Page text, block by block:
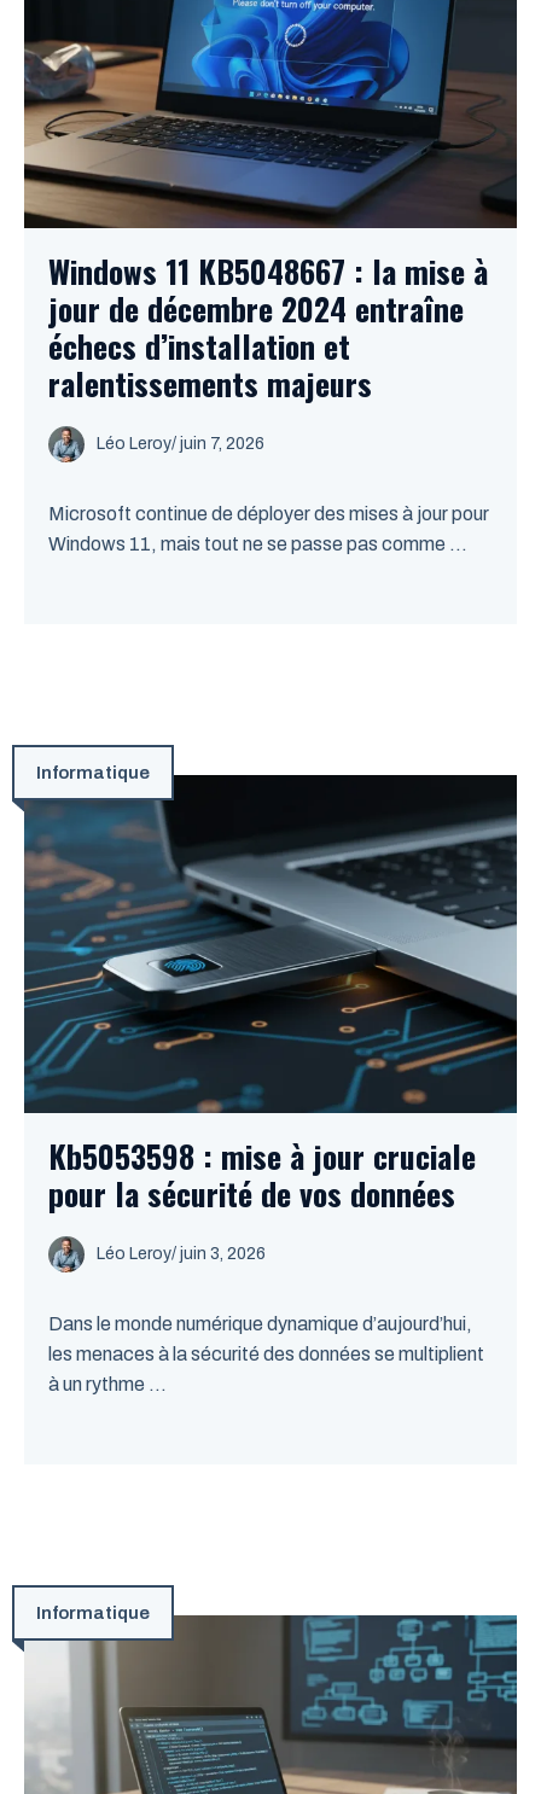
Windows 11 KB5048667 : la mise à
jour de décembre 2024 entraîne
échecs d’installation et
ralentissements majeurs
Léo Leroy/ juin 7, 2026
Microsoft continue de déployer des mises à jour pour
Windows 11, mais tout ne se passe pas comme ...
Informatique
Kb5053598 : mise à jour cruciale
pour la sécurité de vos données
Léo Leroy/ juin 3, 2026
Dans le monde numérique dynamique d’aujourd’hui,
les menaces à la sécurité des données se multiplient
à un rythme ...
Informatique